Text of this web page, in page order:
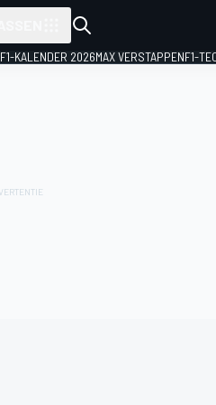
F1-KALENDER 2026MAX VERSTAPPENF1-